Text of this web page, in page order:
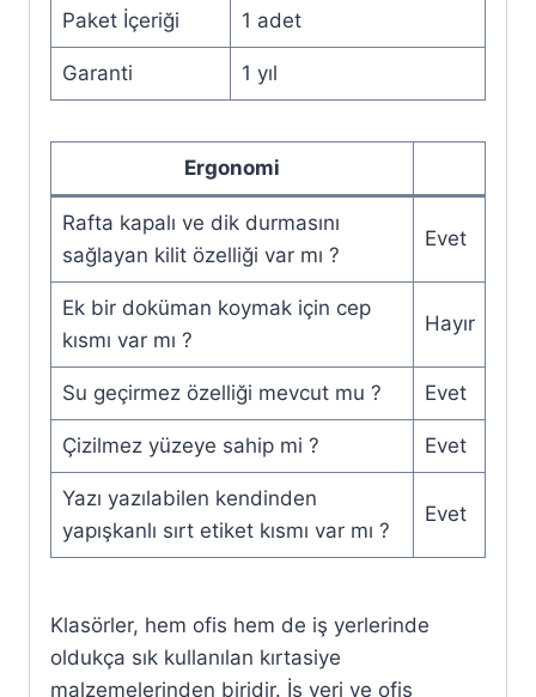
Paket İçeriği 1 adet
Garanti 1 yıl
Ergonomi
Rafta kapalı ve dik durmasını
sağlayan kilit özelliği var mı ?
Evet
Ek bir doküman koymak için cep
kısmı var mı ?
Hayır
Su geçirmez özelliği mevcut mu ? Evet
Çizilmez yüzeye sahip mi ? Evet
Yazı yazılabilen kendinden
yapışkanlı sırt etiket kısmı var mı ?
Evet
Klasörler, hem ofis hem de iş yerlerinde
oldukça sık kullanılan kırtasiye
malzemelerinden biridir. İş yeri ve ofis